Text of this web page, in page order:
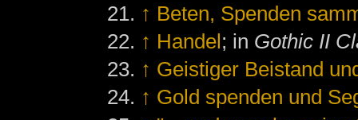
↑ Beten, Spenden
↑ Handel; in Gothic II
↑ Geistiger Beistand
↑ Gold spenden und